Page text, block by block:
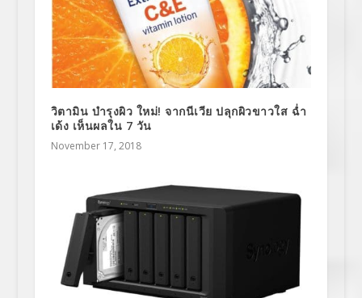
วิตามิน บำรุงผิว ใหม่! จากนีเวีย ปลุกผิวขาวใส ฉ่ำ
เด้ง เห็นผลใน 7 วัน
November 17, 2018